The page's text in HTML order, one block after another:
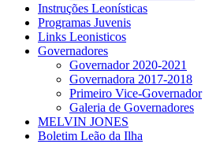
Instruções Leonísticas
Programas Juvenis
Links Leonisticos
Governadores
Governador 2020-2021
Governadora 2017-2018
Primeiro Vice-Governador
Galeria de Governadores
MELVIN JONES
Boletim Leão da Ilha